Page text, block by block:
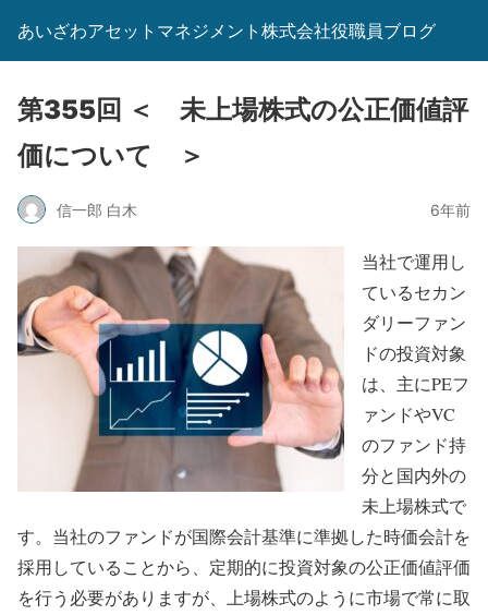
あいざわアセットマネジメント株式会社役職員ブログ
第355回 ＜ 未上場株式の公正価値評
価について ＞
信一郎 白木 6年前
当社で運用し
ているセカン
ダリーファン
ドの投資対象
は、主にPEフ
ァンドやVC
のファンド持
分と国内外の
未上場株式で
す。当社のファンドが国際会計基準に準拠した時価会計を
採用していることから、定期的に投資対象の公正価値評価
を行う必要がありますが、上場株式のように市場で常に取